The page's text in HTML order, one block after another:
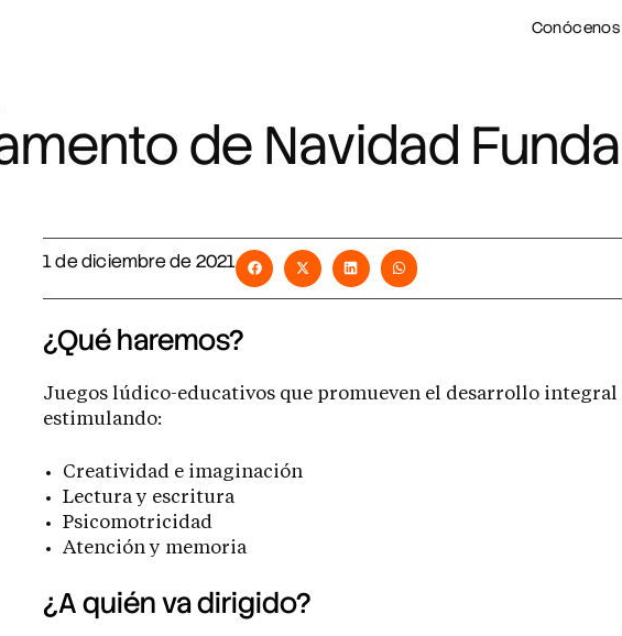
Conócenos
de Navidad
1 de diciembre de 2021
¿Qué haremos?
Juegos lúdico-educativos que promueven el desarrollo integral
estimulando:
Creatividad e imaginación
Lectura y escritura
Psicomotricidad
Atención y memoria
¿A quién va dirigido?